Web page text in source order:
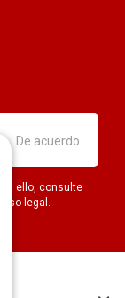
ello, consulte
legal.